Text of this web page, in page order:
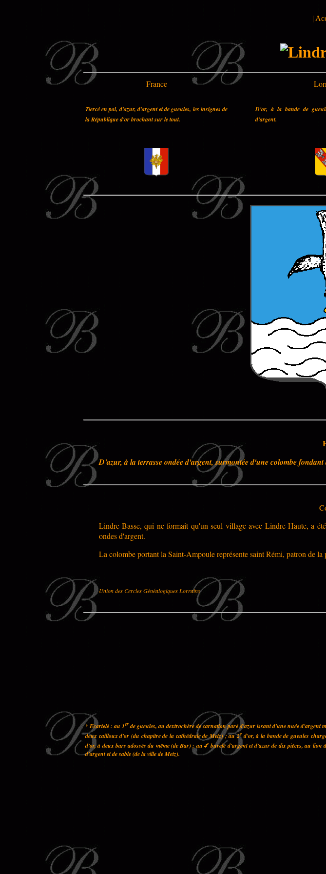
|
France
Tiercé en pal, d'azur, d'argent et de gueules, les insignes de
la République d'or brochant sur le tout.
D'or, à la bande de
d'argent.
D'azur, à la terrasse ondée d'argent, surmontée d'une colombe
Lindre-Basse, qui ne formait qu'un seul village avec Lindre-Haute, a
ondes d'argent.
La colombe portant la Saint-Ampoule représente saint Rémi, patron de la
Union des Cercles Généalogiques Lorrains
* Ecartelé : au 1erde gueules, au dextrochère de carnation paré d'azur issant d'une nuée d'argent
deux cailloux d'or (du chapitre de la cathédrale de Metz) ; au 2e d'or, à la bande de gueules
d'or, à deux bars adossés du même (de Bar) ; au 4e burelé d'argent et d'azur de dix pièces, au
d'argent et de sable (de la ville de Metz).